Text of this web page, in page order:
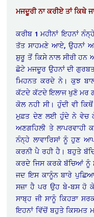
ਮਜਦੂਰੀ ਨਾ ਕਰੀਏ ਤਾਂ ਕਿਥੇ
ਕਰੀਬ 1 ਮਹੀਨਾਂ ਇਹਨਾਂ
ਤੱਤ ਸਾਹਮਣੇ ਆਏ, ਉਹਨਾਂ
ਸ਼ੁਰੂ ਤੋਂ ਕਿਸੇ ਨਾਲ ਸੀਰੀ
ਛੋਟੇ ਮਜਦੂਰ ਉਹਨਾਂ ਦੀ
ਮਿਹਨਤ ਕਰਦੇ ਨੇ। ਕੁਝ
ਕੱਟਦੇ ਕੱਟਦੇ ਇਲਾਜ ਖੁਣੋ ਮਰ
ਕੋਲ ਨਹੀ ਸੀ। ਹੁੰਦੀ ਵੀ
ਮੁਫ਼ਤ ਦੇਣ ਲਈ ਹੁੰਦੇ ਨੇ ਵੇਚ ਕੇ
ਅਣਗਹਿਲੀ ਤੇ
ਨੰਨ੍ਹੇ ਲਾਵਾਰਿਸਾਂ ਨੂੰ ਹੁਣ
ਕਰਨੀ ਪੈ ਰਹੀ ਹੈ। ਬਹੁਤੇ
ਕਰਦੇ ਜਿਸ ਕਰਕੇ ਬੱਚਿਆਂ ਨੂੰ
ਜਦ ਇਸ ਕਾਨੂੰਨ ਬਾਰੇ
ਸਜ਼ਾ ਹੈ ਪਰ ਉਹ ਬੇ-ਬਸ ਹੋ ਕੇ
ਸਾਬ੍ਹ ਜੀ ਸਾਨੂੰ ਕਿਹੜਾ
ਇਹਨਾਂ ਵਿੱਚੋਂ ਬਹੁਤੇ ਕਿਸਮਤ